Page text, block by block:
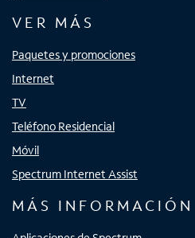
VER MÁS
Paquetes y promociones
Internet
TV
Teléfono Residencial
Móvil
Spectrum Internet Assist
MÁS INFORMACIÓN